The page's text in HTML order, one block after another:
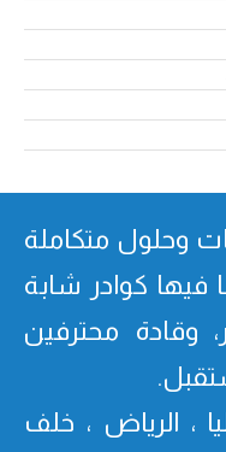
وحلول متكاملة
فیھا كوادر شابة
وقادة محترفین
، الرياض ، خلف